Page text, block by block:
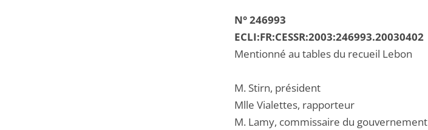
N° 246993
ECLI:FR:CESSR:2003:246993.20030402
Mentionné au tables du recueil Lebon
M. Stirn, président
Mlle Vialettes, rapporteur
M. Lamy, commissaire du gouvernement